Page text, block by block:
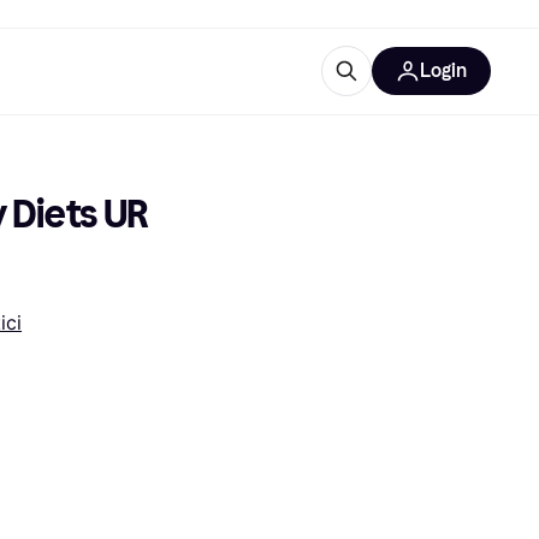
Login
UR